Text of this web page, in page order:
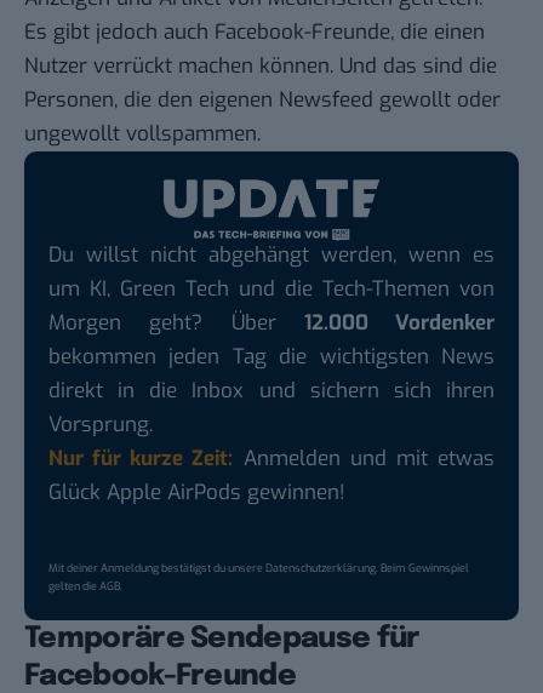
Es gibt jedoch auch Facebook-Freunde, die einen
Nutzer verrückt machen können. Und das sind die
Personen, die den eigenen Newsfeed gewollt oder
ungewollt vollspammen.
Du willst nicht abgehängt werden, wenn es
um KI, Green Tech und die Tech-Themen von
Morgen geht? Über 12.000 Vordenker
bekommen jeden Tag die wichtigsten News
direkt in die Inbox und sichern sich ihren
Vorsprung.
Nur für kurze Zeit: Anmelden und mit etwas
Glück Apple AirPods gewinnen!
Mit deiner Anmeldung bestätigst du unsereDatenschutzerklärung. Beim Gewinnspiel
gelten dieAGB.
Temporäre Sendepause für
Facebook-Freunde